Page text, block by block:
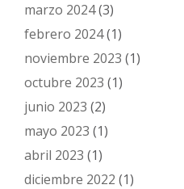
marzo 2024(3)
febrero 2024(1)
noviembre 2023 (1)
octubre 2023 (1)
junio 2023 (2)
mayo 2023 (1)
abril 2023 (1)
diciembre 2022 (1)